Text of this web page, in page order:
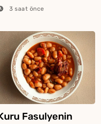
3 saat önce
Fasulyenin